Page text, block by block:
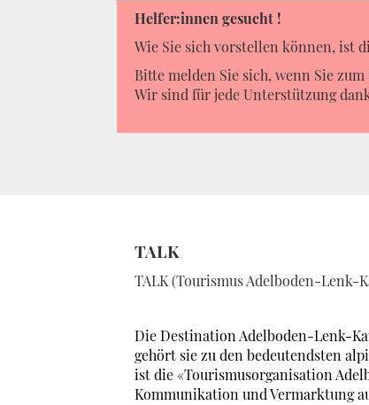
Helfer:innen gesucht !
Wie Sie sich vorstellen können, ist
Bitte melden Sie sich, wenn Sie
Wir sind für jede Unterstützung
TALK
TALK (Tourismus Adelboden-Lenk-
Die Destination Adelboden-Lenk-
gehört sie zu den bedeutendsten
ist die «Tourismusorganisation
Kommunikation und Vermarktung